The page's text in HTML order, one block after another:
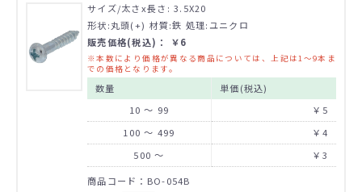
サイズ/太さx長さ: 3.5X20
形状:丸頭(+) 材質:鉄 処理:ユニクロ
販売価格(税込)： ￥6
※本数により価格が異なる商品については、上記は1～9本ま
での価格となります。
数量
単価(税込)
10 ～ 99
￥5
100 ～ 499
￥4
500 ～
￥3
商品コード：BO-054B